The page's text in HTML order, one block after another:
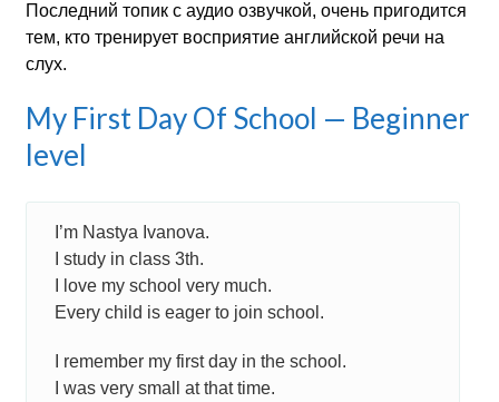
Последний топик с аудио озвучкой, очень пригодится
тем, кто тренирует восприятие английской речи на
слух.
My First Day Of School — Beginner
level
I’m Nastya Ivanova.
I study in class 3th.
I love my school very much.
Every child is eager to join school.
I remember my first day in the school.
I was very small at that time.